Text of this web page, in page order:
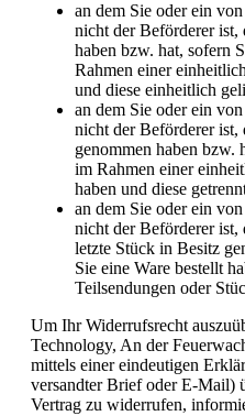
an dem Sie oder ein
nicht der Beförderer ist,
haben bzw. hat, sofern
Rahmen einer
und diese einheitlich
an dem Sie oder ein
nicht der Beförderer ist,
genommen haben bzw.
im Rahmen einer
haben und diese
an dem Sie oder ein
nicht der Beförderer ist,
letzte Stück in Besitz
Sie eine Ware bestellt
Teilsendungen oder
Um Ihr Widerrufsrecht
Technology, An der
mittels einer eindeutigen
versandter Brief oder E-Mail)
Vertrag zu widerrufen,